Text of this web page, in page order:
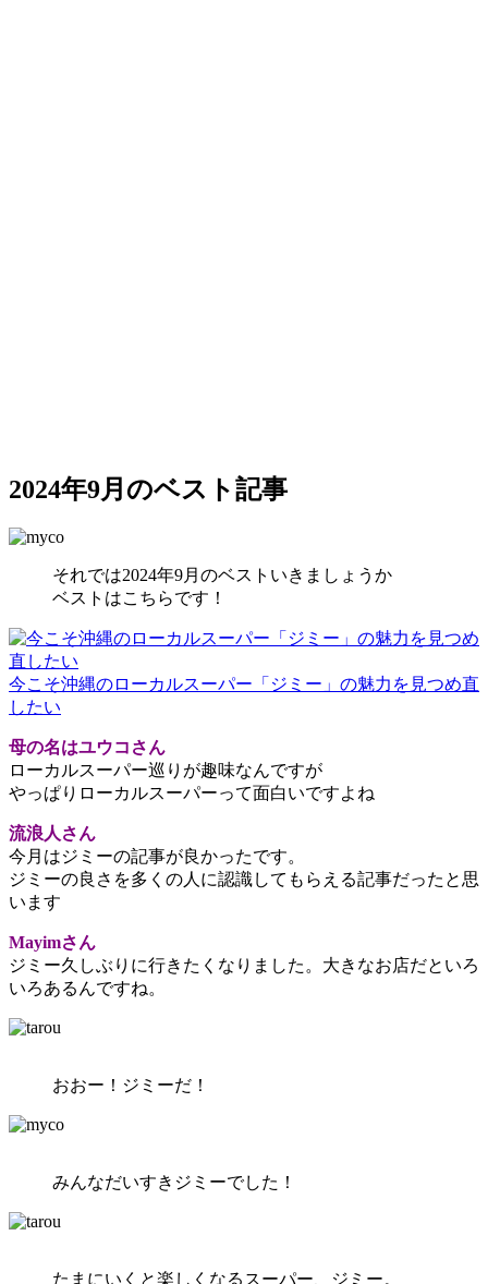
2024年9月のベスト記事
それでは2024年9月のベストいきましょうか
ベストはこちらです！
今こそ沖縄のローカルスーパー「ジミー」の魅力を見つめ直
したい
母の名はユウコさん
ローカルスーパー巡りが趣味なんですが
やっぱりローカルスーパーって面白いですよね
流浪人さん
今月はジミーの記事が良かったです。
ジミーの良さを多くの人に認識してもらえる記事だったと思
います
Mayimさん
ジミー久しぶりに行きたくなりました。大きなお店だといろ
いろあるんですね。
おおー！ジミーだ！
みんなだいすきジミーでした！
たまにいくと楽しくなるスーパー、ジミー。